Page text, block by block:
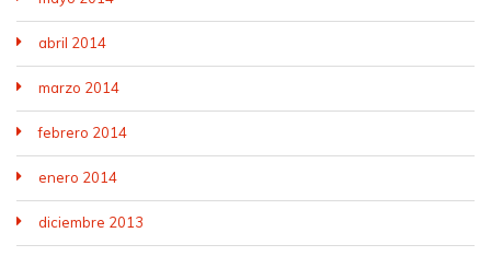
abril 2014
marzo 2014
febrero 2014
enero 2014
diciembre 2013